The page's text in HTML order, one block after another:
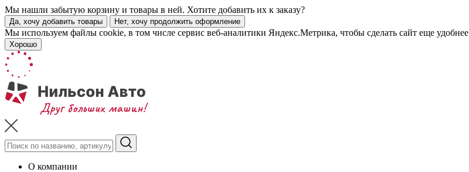
Мы нашли забытую корзину и товары в ней. Хотите добавить их к заказу?
Да, хочу добавить товары Нет, хочу продолжить оформление
Мы используем файлы cookie, в том числе сервис веб-аналитики Яндекс.Метрика, чтобы сделать сайт еще удобнее
Хорошо
О компании